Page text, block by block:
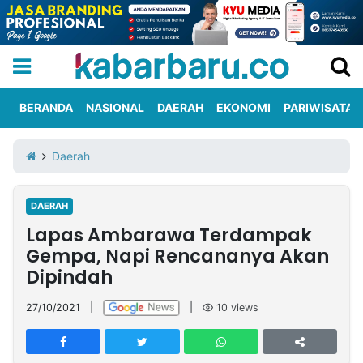
Iklan
Berita
Kami
Nasional
International
Olahraga
Entertainment
Daerah
Pariwisata
Kuliner
Kolom
Network
PT
TREETAN
BERANDA NASIONAL DAERAH EKONOMI PARIWISATA
Daerah
DAERAH
Lapas Ambarawa Terdampak
Gempa, Napi Rencananya Akan
Dipindah
27/10/2021 10 views